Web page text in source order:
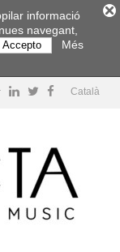
Català
informació
navegant,
Accepto
Més